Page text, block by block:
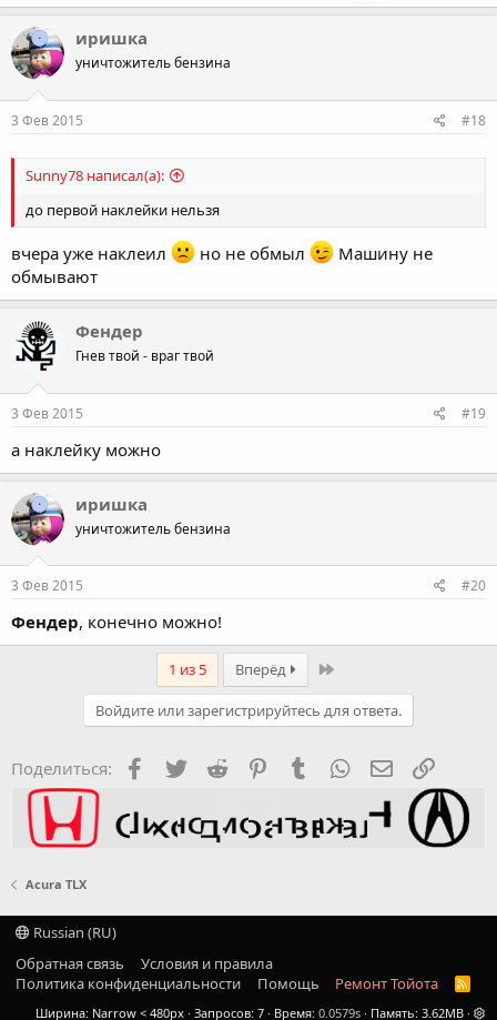
иришка
уничтожитель бензина
3 Фев 2015 #18
Sunny78 написал(а):
до первой наклейки нельзя
вчера уже наклеил но не обмыл
Машину не
обмывают
Фендер
Гнев твой - враг твой
3 Фев 2015 #19
а наклейку можно
иришка
уничтожитель бензина
3 Фев 2015 #20
Фендер, конечно можно!
1 из 5 Вперёд Last
Войдите или зарегистрируйтесь для ответа.
Поделиться: Facebook
TwitterReddit PinterestTumblr WhatsApp Ссылка
Acura TLX
Russian (RU)
Обратная связь
Условия и правила
Политика конфиденциальности
Помощь Ремонт Тойота
R
S
S
Ширина Запросов 7 Время 0.0579s Память 3.62MB